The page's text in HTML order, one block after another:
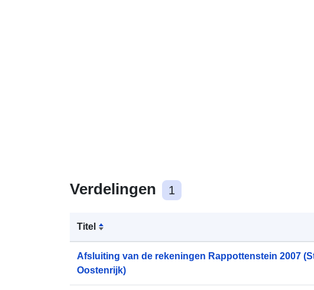
Verdelingen 1
Titel
Afsluiting van de rekeningen Rappottenstein 2007
Oostenrijk)